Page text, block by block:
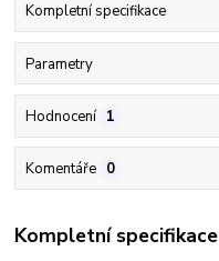
Kompletní specifikace
Parametry
Hodnocení 1
Komentáře 0
Kompletní specifikace